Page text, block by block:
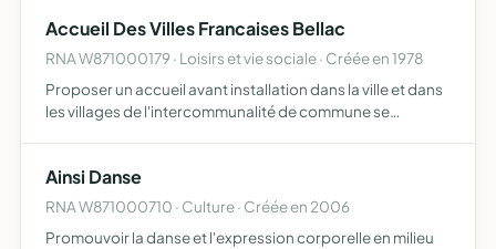
Accueil Des Villes Francaises Bellac
RNA W871000179 · Loisirs et vie sociale · Créée en 1978
Proposer un accueil avant installation dans la ville et dans
les villages de l'intercommunalité de commune se
de bi…
Ainsi Danse
RNA W871000710 · Culture · Créée en 2006
Promouvoir la danse et l'expression corporelle en milieu